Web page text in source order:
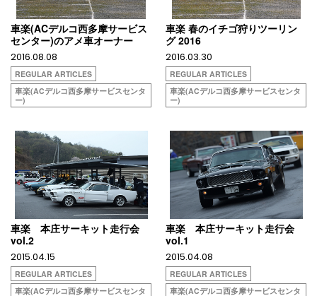
車楽(ACデルコ西多摩サービス
センター)のアメ車オーナー
2016.08.08
REGULAR ARTICLES
車楽(ACデルコ西多摩サービスセンタ
ー)
車楽 春のイチゴ狩りツーリン
グ 2016
2016.03.30
REGULAR ARTICLES
車楽(ACデルコ西多摩サービスセンタ
ー)
車楽 本庄サーキット走行会
vol.2
2015.04.15
REGULAR ARTICLES
車楽(ACデルコ西多摩サービスセンタ
車楽 本庄サーキット走行会
vol.1
2015.04.08
REGULAR ARTICLES
車楽(ACデルコ西多摩サービスセンタ